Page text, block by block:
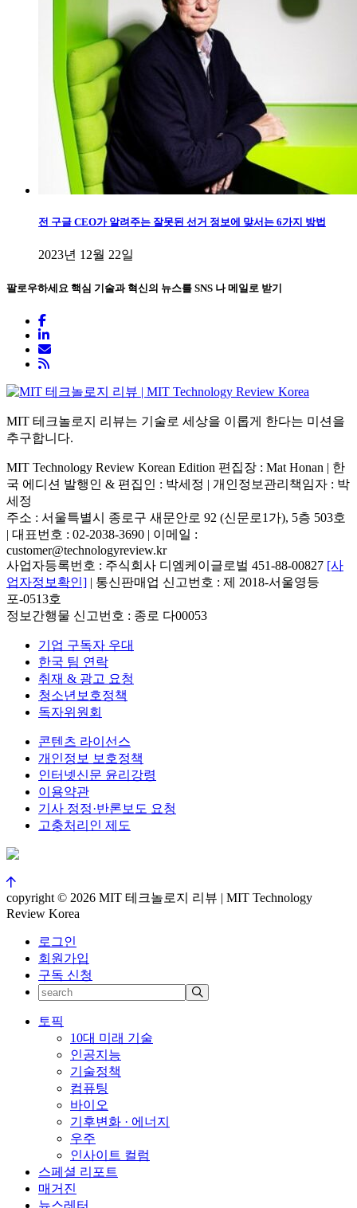
전 구글 CEO가 알려주는 잘못된 선거 정보에 맞서는 6가지 방법
2023년 12월 22일
팔로우하세요 핵심 기술과 혁신의 뉴스를 SNS 나 메일로 받기
MIT 테크놀로지 리뷰는 기술로 세상을 이롭게 한다는 미션을
추구합니다.
MIT Technology Review Korean Edition 편집장 : Mat Honan | 한
국 에디션 발행인 & 편집인 : 박세정 | 개인정보관리책임자 : 박
세정
주소 : 서울특별시 종로구 새문안로 92 (신문로1가), 5층 503호
| 대표번호 : 02-2038-3690 | 이메일 :
customer@technologyreview.kr
사업자등록번호 : 주식회사 디엠케이글로벌 451-88-00827 [사
업자정보확인] | 통신판매업 신고번호 : 제 2018-서울영등
포-0513호
정보간행물 신고번호 : 종로 다00053
기업 구독자 우대
한국 팀 연락
취재 & 광고 요청
청소년보호정책
독자위원회
콘텐츠 라이선스
개인정보 보호정책
인터넷신문 윤리강령
이용약관
기사 정정·반론보도 요청
고충처리인 제도
copyright © 2026 MIT 테크놀로지 리뷰 | MIT Technology
Review Korea
로그인
회원가입
구독 신청
토픽
10대 미래 기술
인공지능
기술정책
컴퓨팅
바이오
기후변화 · 에너지
우주
인사이트 컬럼
스페셜 리포트
매거진
뉴스레터